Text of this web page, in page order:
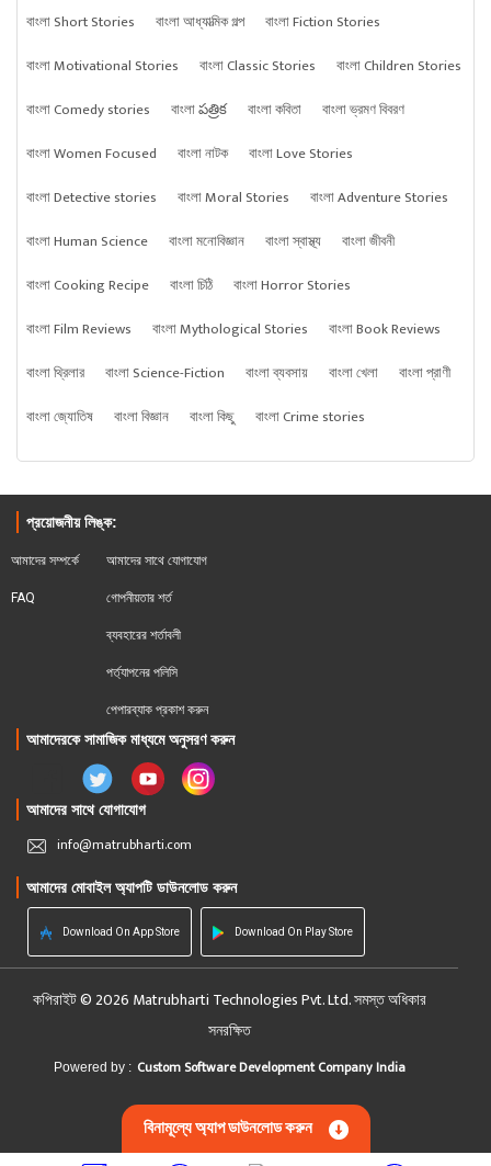
বাংলা Short Stories বাংলা আধ্যাত্মিক গল্প
বাংলা Fiction Stories
বাংলা Motivational Stories
বাংলা Classic Stories
বাংলা Children Stories
বাংলা Comedy stories
বাংলা పత్రిక বাংলা কবিতা
বাংলা ভ্রমণ বিবরণ
বাংলা Women Focused
বাংলা নাটক
বাংলা Love Stories
বাংলা Detective stories
বাংলা Moral Stories
বাংলা Adventure Stories
বাংলা Human Science
বাংলা মনোবিজ্ঞান বাংলা স্বাস্থ্য
বাংলা জীবনী
বাংলা Cooking Recipe
বাংলা চিঠি
বাংলা Horror Stories
বাংলা Film Reviews
বাংলা Mythological Stories
বাংলা Book Reviews
বাংলা থ্রিলার
বাংলা Science-Fiction বাংলা ব্যবসায় বাংলা খেলা
বাংলা প্রাণী
বাংলা জ্যোতিষ
বাংলা বিজ্ঞান বাংলা কিছু বাংলা Crime stories
প্রয়োজনীয় লিঙ্ক:
আমাদের সম্পর্কে
FAQ
আমাদের সাথে যোগাযোগ
গোপনীয়তার শর্ত
ব্যবহারের শর্তাবলী
পর্ত্যাপনের পলিসি
পেপারব্যাক প্রকাশ করুন
আমাদেরকে সামাজিক মাধ্যমে অনুসরণ করুন
আমাদের সাথে যোগাযোগ
info@matrubharti.com
আমাদের মোবাইল অ্যাপটি ডাউনলোড করুন
Download On App Store Download On Play Store
কপিরাইট © 2026 Matrubharti Technologies Pvt. Ltd. সমস্ত অধিকার
সনরক্ষিত
Powered by : Custom Software Development Company India
বিনামূল্যে অ্যাপ ডাউনলোড করুন